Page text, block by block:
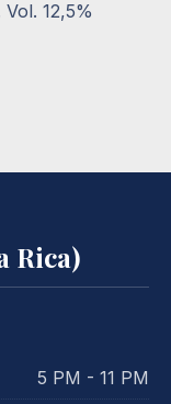
12,5%
Rica)
5 PM - 11 PM